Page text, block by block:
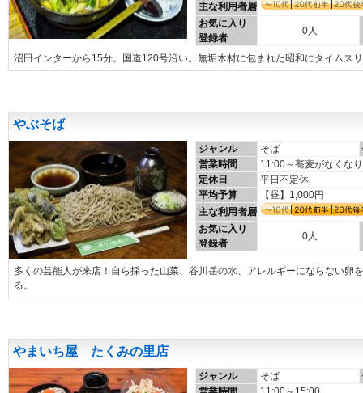
主な利用者層
お気に入り
登録者
0人
沼田インターから15分。国道120号沿い。無垢木材に包まれた昭和にタイムス
やぶそば
ジャンル そば
営業時間
11:00～蕎麦がなくな
定休日
平日不定休
平均予算
【昼】1,000円
主な利用者層
お気に入り
登録者
0人
多くの芸能人が来店！自ら採った山菜、谷川岳の水、アレルギーにならない卵
る。
やまいち屋 たくみの里店
ジャンル そば